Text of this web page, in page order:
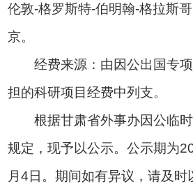
伦敦-格罗斯特-伯明翰-格拉斯
京。
经费来源：由因公出国专
担的科研项目经费中列支。
根据甘肃省外事办因公临
规定，现予以公示。公示期为
月4日。期间如有异议，请及